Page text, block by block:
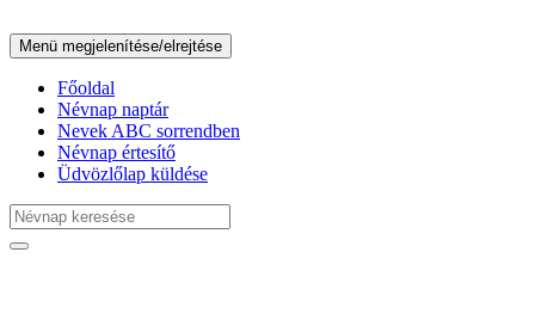
Menü megjelenítése/elrejtése
Főoldal
Névnap naptár
Nevek ABC sorrendben
Névnap értesítő
Üdvözlőlap küldése